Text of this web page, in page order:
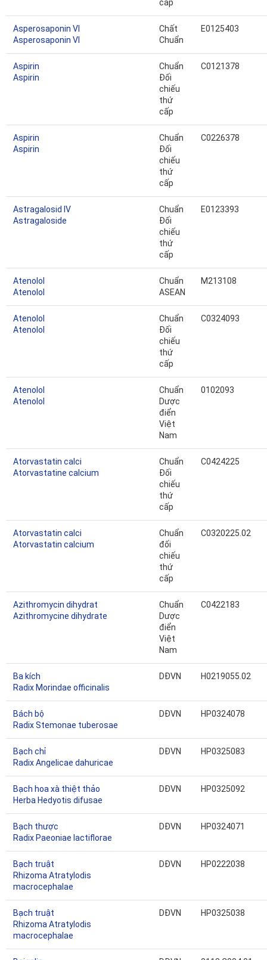
cấp
Asperosaponin VI
Asperosaponin VI
Chất
Chuẩn
E0125403
Aspirin
Aspirin
Chuẩn
Đối
chiếu
thứ
cấp
C0121378
Aspirin
Aspirin
Chuẩn
Đối
chiếu
thứ
cấp
C0226378
Astragalosid IV
Astragaloside
Chuẩn
Đối
chiếu
thứ
cấp
E0123393
Atenolol
Atenolol
Chuẩn
ASEAN
M213108
Atenolol
Atenolol
Chuẩn
Đối
chiếu
thứ
cấp
C0324093
Atenolol
Atenolol
Chuẩn
Dược
điển
Việt
Nam
0102093
Atorvastatin calci
Atorvastatine calcium
Chuẩn
Đối
chiếu
thứ
cấp
C0424225
Atorvastatin calci
Atorvastatin calcium
Chuẩn
đối
chiếu
thứ
cấp
C0320225.02
Azithromycin dihydrat
Azithromycine dihydrate
Chuẩn
Dược
điển
Việt
Nam
C0422183
Ba kích
Radix Morindae officinalis
DĐVN H0219055.02
Bách bộ
Radix Stemonae tuberosae
DĐVN HP0324078
Bạch chỉ
Radix Angelicae dahuricae
DĐVN HP0325083
Bạch hoa xà thiệt thảo
Herba Hedyotis difusae
DĐVN HP0325092
Bạch thược
Radix Paeoniae lactiflorae
DĐVN HP0324071
Bạch truật
Rhizoma Atratylodis
macrocephalae
DĐVN HP0222038
Bạch truật
Rhizoma Atratylodis
macrocephalae
DĐVN HP0325038